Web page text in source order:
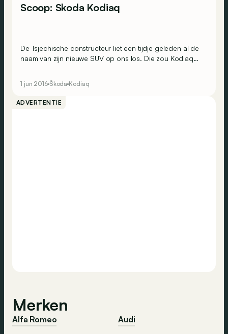
Scoop: Skoda Kodiaq
De Tsjechische constructeur liet een tijdje geleden al de
naam van zijn nieuwe SUV op ons los. Die zou Kodiaq
1 jun 2016 Škoda Kodiaq
ADVERTENTIE
Merken
Alfa Romeo
Audi